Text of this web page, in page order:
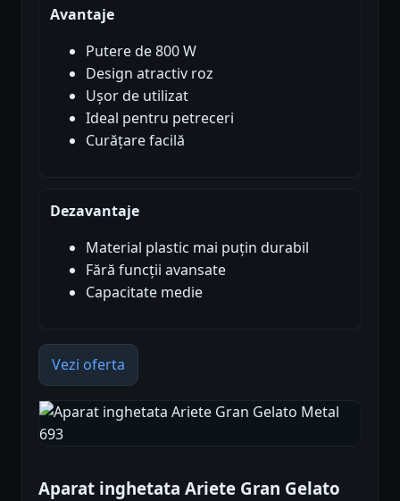
Avantaje
Putere de 800 W
Design atractiv roz
Ușor de utilizat
Ideal pentru petreceri
Curățare facilă
Dezavantaje
Material plastic mai puțin durabil
Fără funcții avansate
Capacitate medie
Vezi oferta
Aparat inghetata Ariete Gran Gelato